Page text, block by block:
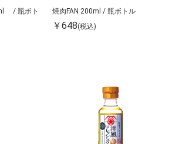
/ 瓶ボト
焼肉FAN 200ml / 瓶ボトル
￥648(税込)